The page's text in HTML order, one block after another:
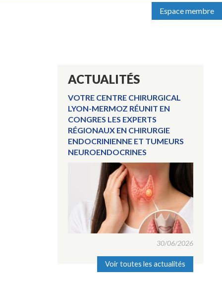
Espace membre
ACTUALITÉS
VOTRE CENTRE CHIRURGICAL
LYON-MERMOZ RÉUNIT EN
CONGRES LES EXPERTS
RÉGIONAUX EN CHIRURGIE
ENDOCRINIENNE ET TUMEURS
NEUROENDOCRINES
30/06/2026
Voir toutes les actualités